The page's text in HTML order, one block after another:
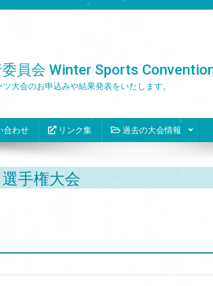
員会 Winter Sports
大会のお申込みや結果発表をいたします。
合わせ リンク集 過去の大会情報
手権大会